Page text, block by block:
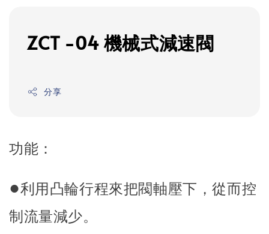
ZCT -04 機械式減速閥
分享
功能：
●利用凸輪行程來把閥軸壓下，從而控
制流量減少。